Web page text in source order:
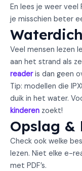
En lees je weer veel
je misschien beter
Veel mensen lezen
aan het strand als
readeris dan geen
Tip: modellen die
duik in het water.
kinderen zoekt!
Opslag &
Check ook welke
lezen. Niet elke e-
met PDF’s.